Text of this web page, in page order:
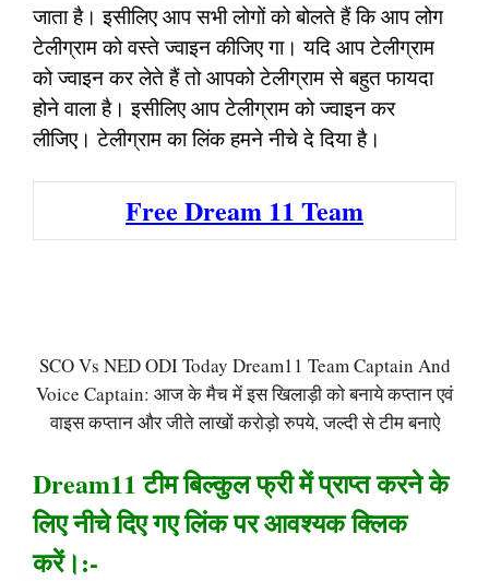
जाता है। इसीलिए आप सभी लोगों को बोलते हैं कि आप लोग
टेलीग्राम को वस्ते ज्वाइन कीजिए गा। यदि आप टेलीग्राम
को ज्वाइन कर लेते हैं तो आपको टेलीग्राम से बहुत फायदा
होने वाला है। इसीलिए आप टेलीग्राम को ज्वाइन कर
लीजिए। टेलीग्राम का लिंक हमने नीचे दे दिया है।
Free Dream 11 Team
SCO Vs NED ODI Today Dream11 Team Captain And
Voice Captain: आज के मैच में इस खिलाड़ी को बनाये कप्तान एवं
वाइस कप्तान और जीते लाखों करोड़ो रुपये, जल्दी से टीम बनाऐ
Dream11 टीम बिल्कुल फ्री में प्राप्त करने के
लिए नीचे दिए गए लिंक पर आवश्यक क्लिक
करें।:-